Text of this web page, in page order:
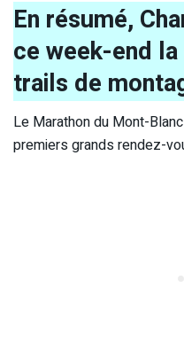
En résumé,
ce week-end
trails de
Le Marathon du Mont-
premiers grands rendez-